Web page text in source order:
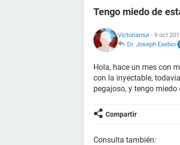
Tengo miedo de
Victoriamur- 9 oct
Dr. Joseph Exebio
Hola, hace un mes con
con la inyectable,
pegajoso, y tengo
Compartir
Consulta también: